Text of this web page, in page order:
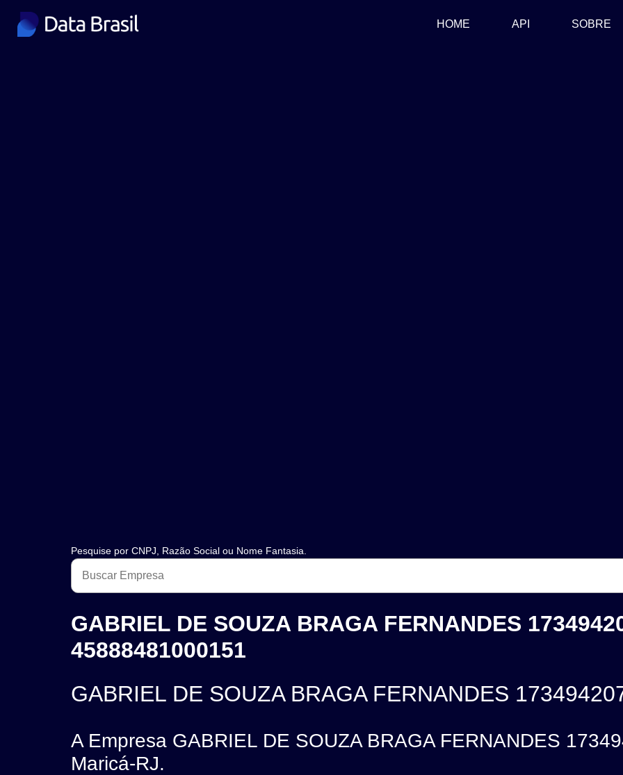
HOME (CURRENT)
API SOBRE
Pesquise por CNPJ, Razão Social ou Nome Fantasia.
GABRIEL DE SOUZA BRAGA FERNANDES
45888481000151
GABRIEL DE SOUZA BRAGA FERNANDES
A Empresa GABRIEL DE SOUZA BRAGA FERNANDES
Maricá-RJ.